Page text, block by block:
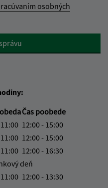
osobných
Čas poobede
12:00 - 15:00
12:00 - 15:00
12:00 - 16:30
deň
12:00 - 13:30